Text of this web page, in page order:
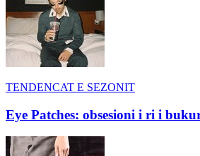
TENDENCAT E SEZONIT
Eye Patches: obsesioni i ri i